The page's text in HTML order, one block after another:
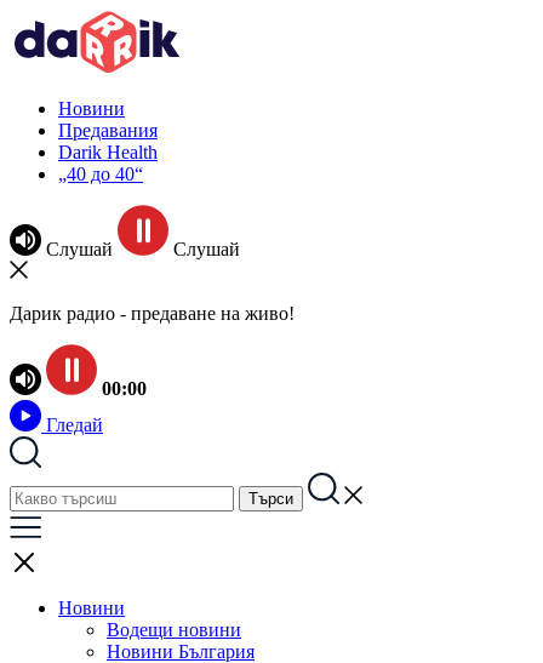
Новини
Предавания
Darik Health
„40 до 40“
Слушай Слушай
Дарик радио - предаване на живо!
00:00
Гледай
Новини
Водещи новини
Новини България